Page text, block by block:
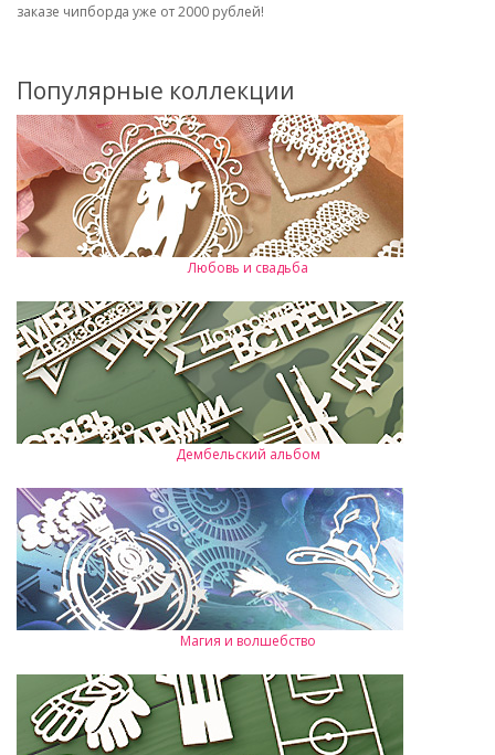
заказе чипборда уже от 2000 рублей!
Популярные коллекции
Любовь и свадьба
Дембельский альбом
Магия и волшебство